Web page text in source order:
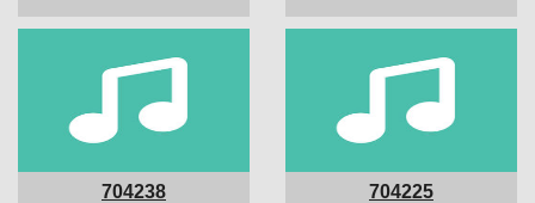
704238 704225